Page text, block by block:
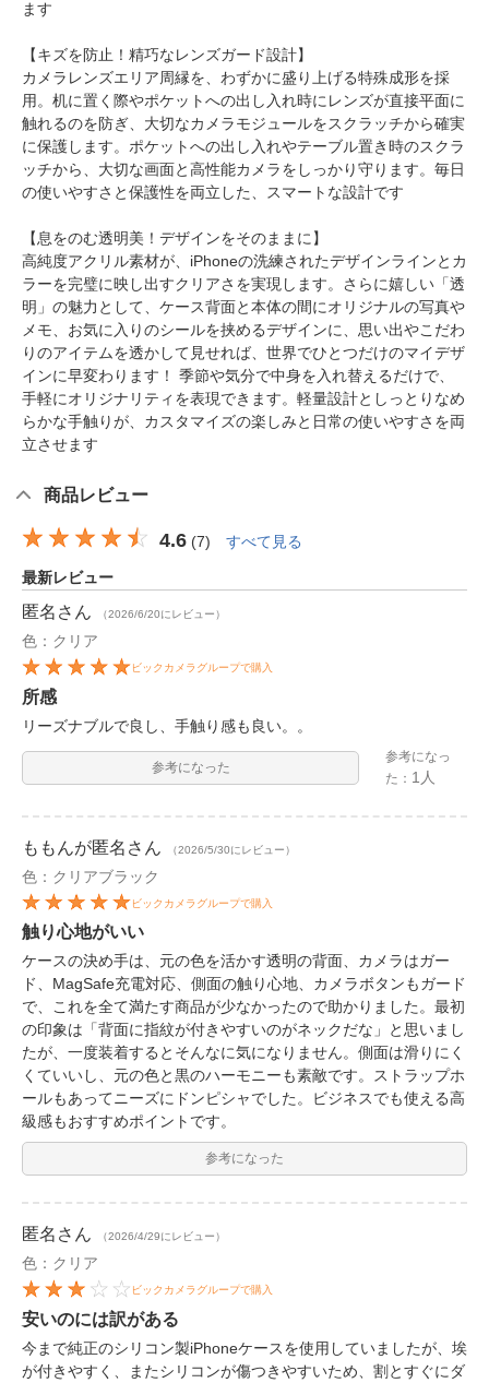
ます
【キズを防止！精巧なレンズガード設計】
カメラレンズエリア周縁を、わずかに盛り上げる特殊成形を採
用。机に置く際やポケットへの出し入れ時にレンズが直接平面に
触れるのを防ぎ、大切なカメラモジュールをスクラッチから確実
に保護します。ポケットへの出し入れやテーブル置き時のスクラ
ッチから、大切な画面と高性能カメラをしっかり守ります。毎日
の使いやすさと保護性を両立した、スマートな設計です
【息をのむ透明美！デザインをそのままに】
高純度アクリル素材が、iPhoneの洗練されたデザインラインとカ
ラーを完璧に映し出すクリアさを実現します。さらに嬉しい「透
明」の魅力として、ケース背面と本体の間にオリジナルの写真や
メモ、お気に入りのシールを挟めるデザインに、思い出やこだわ
りのアイテムを透かして見せれば、世界でひとつだけのマイデザ
インに早変わります！ 季節や気分で中身を入れ替えるだけで、
手軽にオリジナリティを表現できます。軽量設計としっとりなめ
らかな手触りが、カスタマイズの楽しみと日常の使いやすさを両
立させます
商品レビュー
4.6 (7) すべて見る
最新レビュー
匿名 さん （2026/6/20にレビュー）
色：クリア
ビックカメラグループで購入
所感
リーズナブルで良し、手触り感も良い。。
参考になった
参考になっ
た： 1人
ももんが匿名 さん （2026/5/30にレビュー）
色：クリアブラック
ビックカメラグループで購入
触り心地がいい
ケースの決め手は、元の色を活かす透明の背面、カメラはガー
ド、MagSafe充電対応、側面の触り心地、カメラボタンもガード
で、これを全て満たす商品が少なかったので助かりました。最初
の印象は「背面に指紋が付きやすいのがネックだな」と思いまし
たが、一度装着するとそんなに気になりません。側面は滑りにく
くていいし、元の色と黒のハーモニーも素敵です。ストラップホ
ールもあってニーズにドンピシャでした。ビジネスでも使える高
級感もおすすめポイントです。
参考になった
匿名 さん （2026/4/29にレビュー）
色：クリア
ビックカメラグループで購入
安いのには訳がある
今まで純正のシリコン製iPhoneケースを使用していましたが、埃
が付きやすく、またシリコンが傷つきやすいため、割とすぐにダ